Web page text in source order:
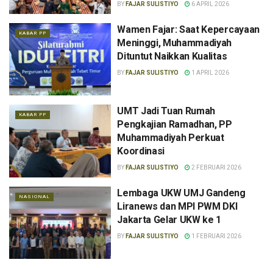
BY FAJAR SULISTIYO 6 APRIL 2026
KABAR PP
Wamen Fajar: Saat Kepercayaan
Meninggi, Muhammadiyah
Dituntut Naikkan Kualitas
BY FAJAR SULISTIYO 1 APRIL 2026
KABAR PP
UMT Jadi Tuan Rumah
Pengkajian Ramadhan, PP
Muhammadiyah Perkuat
Koordinasi
BY FAJAR SULISTIYO 2 FEBRUARI 2026
NASIONAL
Lembaga UKW UMJ Gandeng
Liranews dan MPI PWM DKI
Jakarta Gelar UKW ke 1
BY FAJAR SULISTIYO 1 FEBRUARI 2026